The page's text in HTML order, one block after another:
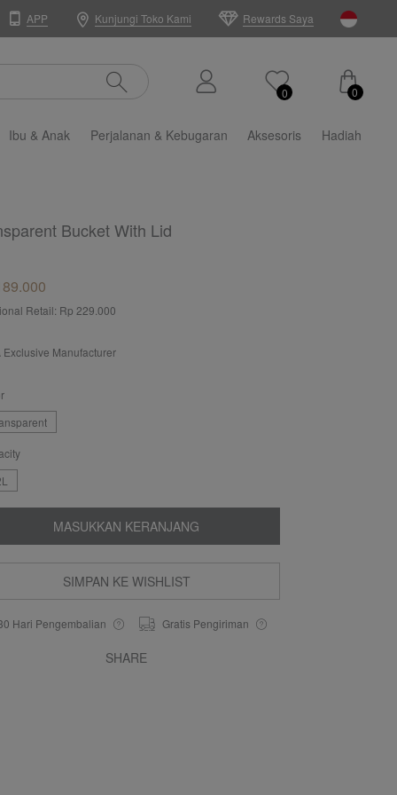
APP Kunjungi Toko Kami Rewards Saya
0 0
Ibu & Anak Perjalanan & Kebugaran Aksesoris Hadiah
Bucket With Lid
Retail: Rp 229.000
Exclusive Manufacturer
MASUKKAN KERANJANG
SIMPAN KE WISHLIST
Hari Pengembalian Gratis Pengiriman
SHARE